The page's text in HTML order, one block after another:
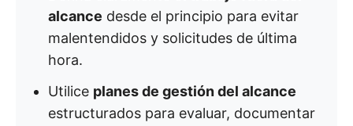
alcance desde el principio para evitar
malentendidos y solicitudes de última
hora.
Utilice planes de gestión del alcance
estructurados para evaluar, documentar